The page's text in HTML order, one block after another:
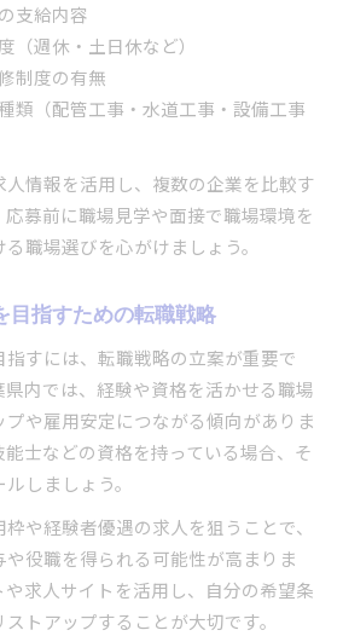
支給内容
（週休・土日休など）
制度の有無
類（配管工事・水道工事・設備工事
情報を活用し、複数の企業を比較す
募前に職場見学や面接で職場環境を
職場選びを心がけましょう。
目指すための転職戦略
すには、転職戦略の立案が重要で
内では、経験や資格を活かせる職場
や雇用安定につながる傾向がありま
士などの資格を持っている場合、そ
しましょう。
や経験者優遇の求人を狙うことで、
役職を得られる可能性が高まりま
求人サイトを活用し、自分の希望条
トアップすることが大切です。